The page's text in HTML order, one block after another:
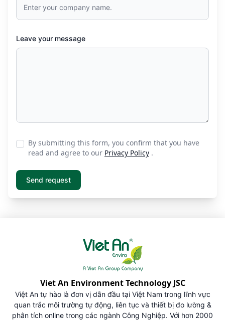
Leave your message
By submitting this form, you confirm that you have
read and agree to our Privacy Policy .
Viet An Environment Technology JSC
Việt An tự hào là đơn vị dẫn đầu tại Việt Nam trong lĩnh vực
quan trắc môi trường tự động, liên tục và thiết bị đo lường &
phân tích online trong các ngành Công Nghiệp. Với hơn 2000